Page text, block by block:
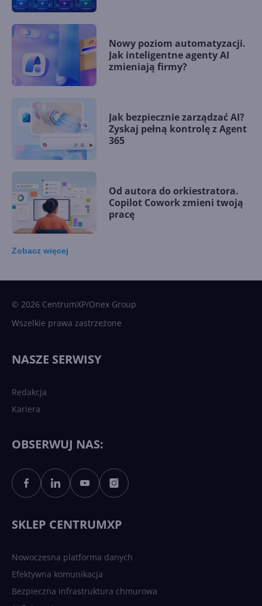
Nowy poziom automatyzacji.
Jak inteligentne agenty AI
zmieniają firmy?
Jak bezpiecznie zarządzać AI?
Zyskaj pełną kontrolę z Agent
365
Od autora do orkiestratora.
Copilot Cowork zmieni twoją
pracę
Sztuczna inteligencja po
polsku. Dość barier
Zobacz więcej
© 2026 CentrumXP/Onex Group
Wszelkie prawa zastrzeżone
NASZE SERWISY
Redakcja
Kariera
OBSERWUJ NAS:
SKLEP CENTRUMXP
Nowoczesna platforma danych
Efektywna komunikacja
Bezpieczna infrastruktura chmurowa